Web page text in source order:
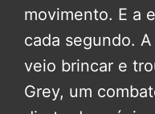
movimento. E a
cada segundo.
veio brincar e
Grey, um